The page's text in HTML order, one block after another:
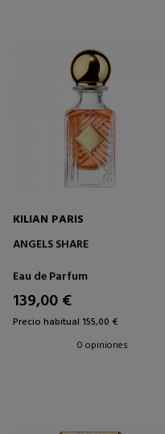
KILIAN PARIS
ANGELS SHARE
Eau de Parfum
139,00 €
Precio habitual 155,00 €
0 opiniones